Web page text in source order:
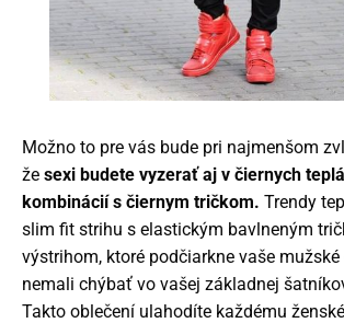
Možno to pre vás bude pri najmenšom
že sexi budete vyzerať aj v čiernych
kombinácií s čiernym tričkom. Trendy
slim fit strihu s elastickým bavlneným
výstrihom, ktoré podčiarkne vaše mužské
nemali chýbať vo vašej základnej
Takto oblečení ulahodíte každému